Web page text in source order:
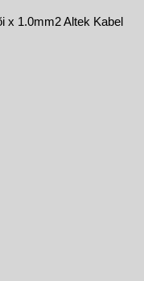
x 1.0mm2 Altek Kabel